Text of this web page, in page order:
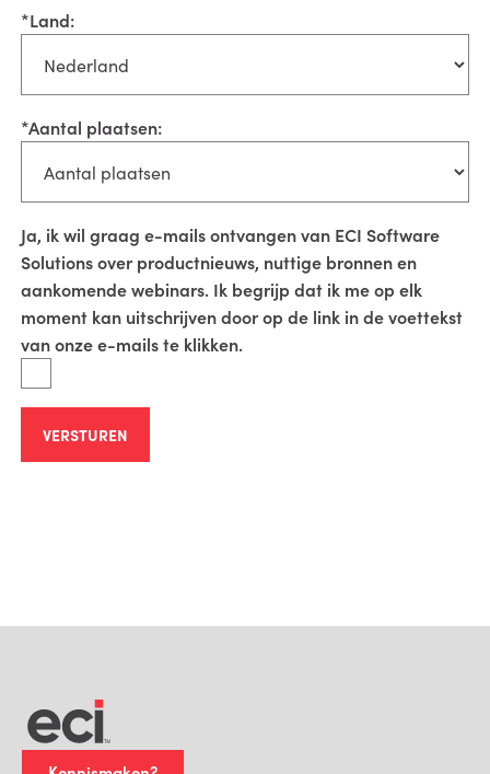
*Land:
*Aantal plaatsen:
Ja, ik wil graag e-mails ontvangen van ECI Software
Solutions over productnieuws, nuttige bronnen en
aankomende webinars. Ik begrijp dat ik me op elk
moment kan uitschrijven door op de link in de voettekst
van onze e-mails te klikken.
VERSTUREN